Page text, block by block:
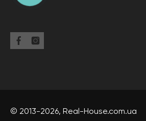
© 2013-2026, Real-House.com.ua